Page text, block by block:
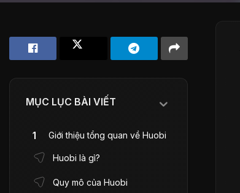
MỤC LỤC BÀI VIẾT
Giới thiệu tổng quan về Huobi
Huobi là gì?
Quy mô của Huobi